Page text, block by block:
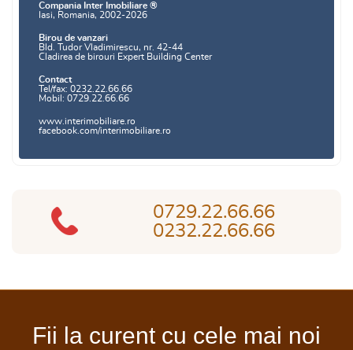
0729.22.66.66
0232.22.66.66
Compania Inter Imobiliare ®
Iasi, Romania, 2002-2026
Birou de vanzari
Bld. Tudor Vladimirescu, nr. 42-44
Cladirea de birouri Expert Building Center
Contact
Tel/fax: 0232.22.66.66
Mobil: 0729.22.66.66
www.interimobiliare.ro
facebook.com/interimobiliare.ro
Fii la curent cu cele mai noi